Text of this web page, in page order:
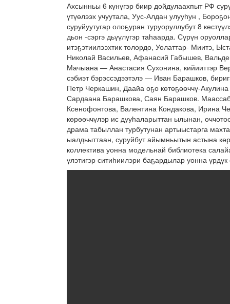
Ахсынньы 6 күнүгэр биир дойдулаахпыт РФ
үтүөлээх учуутала, Уус-Алдан улууһун ,
суруйуутугар олоҕуран туруоруллубут 8
дьон -сэргэ дьүүлүгэр таһаарда. Сүрүн
итэҕэтиилээхтик толордо, Уолаттар- Миитэ,
Николай Васильев, Афанасий Габышев,
Мачыана — Анастасия Сухонина, кийииттэр
сэбиэт бэрэссэдээтэлэ — Иван Барашков,
Петр Черкашин, Даайа оҕо көтөҕөөччү-
Сардаана Барашкова, Саян Барашков.
Ксенофонтова, Валентина Кондакова, Ирина
көрөөччүлэр ис дууһаларыттан ылынан,
драма табыллан турбутунан артыыстарга
ыалдьыттаан, суруйбут айымньытын астына
коллектива уонна модельнай библиотека
үлэтигэр ситиһиилэри баҕардылар уонна